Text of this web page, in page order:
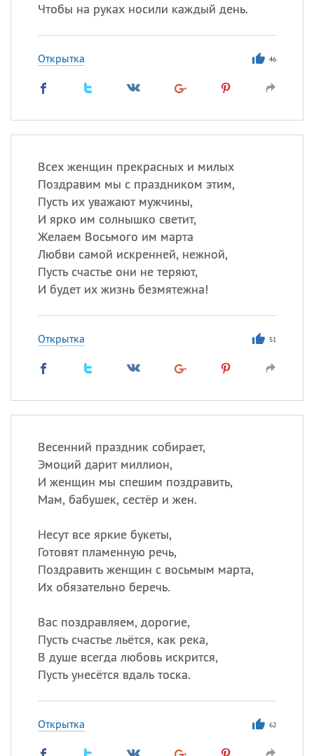
Чтобы на руках носили каждый день.
Открытка 46
Всех женщин прекрасных и милых
Поздравим мы с праздником этим,
Пусть их уважают мужчины,
И ярко им солнышко светит,
Желаем Восьмого им марта
Любви самой искренней, нежной,
Пусть счастье они не теряют,
И будет их жизнь безмятежна!
Открытка 51
Весенний праздник собирает,
Эмоций дарит миллион,
И женщин мы спешим поздравить,
Мам, бабушек, сестёр и жен.
Несут все яркие букеты,
Готовят пламенную речь,
Поздравить женщин с восьмым марта,
Их обязательно беречь.
Вас поздравляем, дорогие,
Пусть счастье льётся, как река,
В душе всегда любовь искрится,
Пусть унесётся вдаль тоска.
Открытка 62